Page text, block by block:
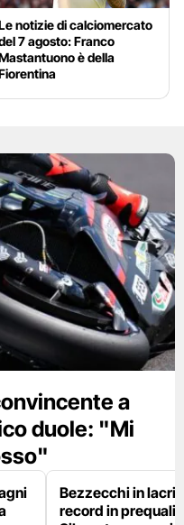
notizie di calciomercato
7 agosto: Franco
è della
a
duole: "Mi
Bezzecchi in
record in